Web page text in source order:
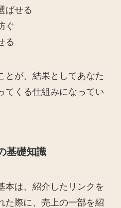
ばせる
ぐ
る
とが、結果としてあなた
てくる仕組みになってい
基礎知識
本は、紹介したリンクを
た際に、売上の一部を紹